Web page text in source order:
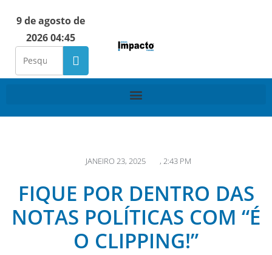
9 de agosto de
2026 04:45
JANEIRO 23, 2025 , 2:43 PM
FIQUE POR DENTRO DAS
NOTAS POLÍTICAS COM “É
O CLIPPING!”